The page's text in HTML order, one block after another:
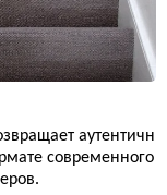
аутентичн
современного